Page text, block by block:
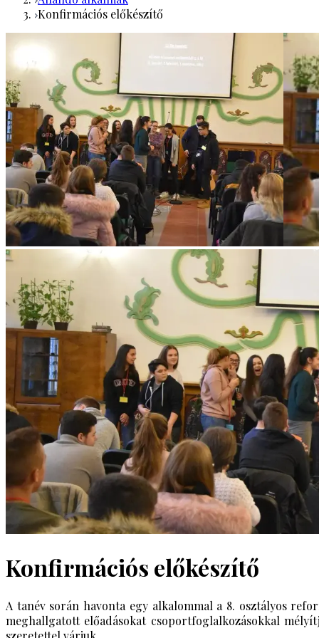
Konfirmációs előkészítő
Konfirmációs előkészítő
A tanév során havonta egy alkalommal a 8. osztályos
meghallgatott előadásokat csoportfoglalkozásokkal